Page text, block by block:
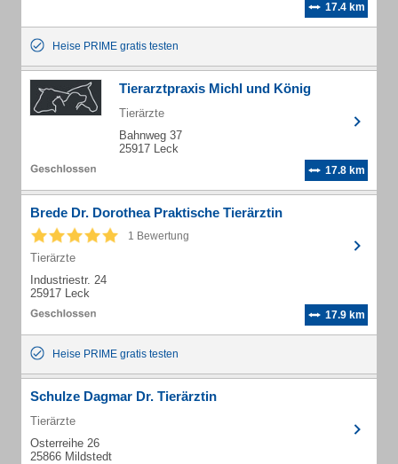
17.4 km
Heise PRIME gratis testen
Tierarztpraxis Michl und König
Tierärzte
Bahnweg 37
25917 Leck
17.8 km
Brede Dr. Dorothea Praktische Tierärztin
1 Bewertung
Tierärzte
Industriestr. 24
25917 Leck
17.9 km
Heise PRIME gratis testen
Schulze Dagmar Dr. Tierärztin
Tierärzte
Osterreihe 26
25866 Mildstedt